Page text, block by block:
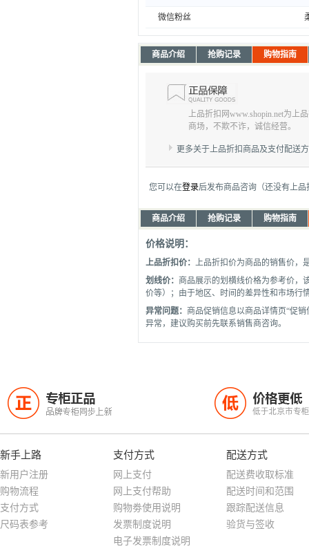
微信粉丝
商品介绍 抢购记录 购物指南
上品折扣网www.shopin.net为上
商场，不欺不诈，诚信经营。
更多关于上品折扣商品及支付配送
您可以在登录后发布商品咨询（还没有上品
商品介绍 抢购记录 购物指南
价格说明：
上品折扣价： 上品折扣价为商品的销售价，
划线价： 商品展示的划横线价格为参考价，
价等）；由于地区、时间的差异性和市场行
异常问题： 商品促销信息以商品详情页“促
异常，建议购买前先联系销售商咨询。
正 专柜正品
品牌专柜同步上新
低 价格更低
低于北京市专
新手上路
新用户注册
购物流程
支付方式
尺码表参考
支付方式
网上支付
网上支付帮助
购物劵使用说明
发票制度说明
电子发票制度说明
配送方式
配送费收取标准
配送时间和范围
跟踪配送信息
验货与签收